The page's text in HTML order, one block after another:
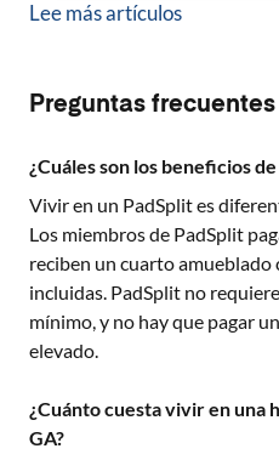
Lee más artículos
Preguntas frecuentes
¿Cuáles son los beneficios
Vivir en un PadSplit es
Los miembros de PadSplit
reciben un cuarto
incluidas. PadSplit no
mínimo, y no hay que pagar
elevado.
¿Cuánto cuesta vivir en una
GA?